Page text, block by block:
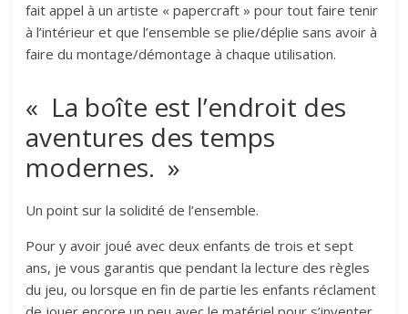
fait appel à un artiste « papercraft » pour tout faire tenir
à l’intérieur et que l’ensemble se plie/déplie sans avoir à
faire du montage/démontage à chaque utilisation.
« La boîte est l’endroit des
aventures des temps
modernes. »
Un point sur la solidité de l’ensemble.
Pour y avoir joué avec deux enfants de trois et sept
ans, je vous garantis que pendant la lecture des règles
du jeu, ou lorsque en fin de partie les enfants réclament